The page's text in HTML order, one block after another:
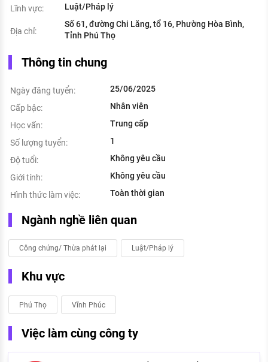
Lĩnh vực:
Luật/Pháp lý
Địa chỉ:
Số 61, đường Chi Lăng, tổ 16, Phường Hòa Bình,
Tỉnh Phú Thọ
Thông tin chung
Ngày đăng tuyển:
25/06/2025
Cấp bậc:
Nhân viên
Học vấn:
Trung cấp
Số lượng tuyển:
1
Độ tuổi:
Không yêu cầu
Giới tính:
Không yêu cầu
Hình thức làm việc:
Toàn thời gian
Ngành nghề liên quan
Công chứng/ Thừa phát lại Luật/Pháp lý
Khu vực
Phú Thọ Vĩnh Phúc
Việc làm cùng công ty